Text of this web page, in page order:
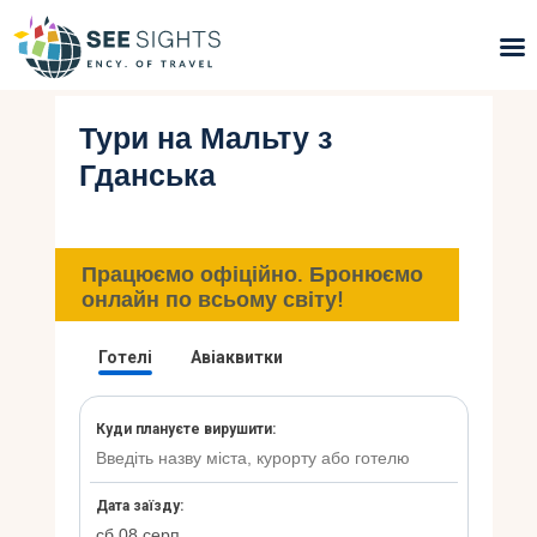
Пошук турів
Гарячі тури
Типи Турів
Країни
Контакти
Тури на Мальту з
Гданська
Працюємо офіційно. Бронюємо
онлайн по всьому світу!